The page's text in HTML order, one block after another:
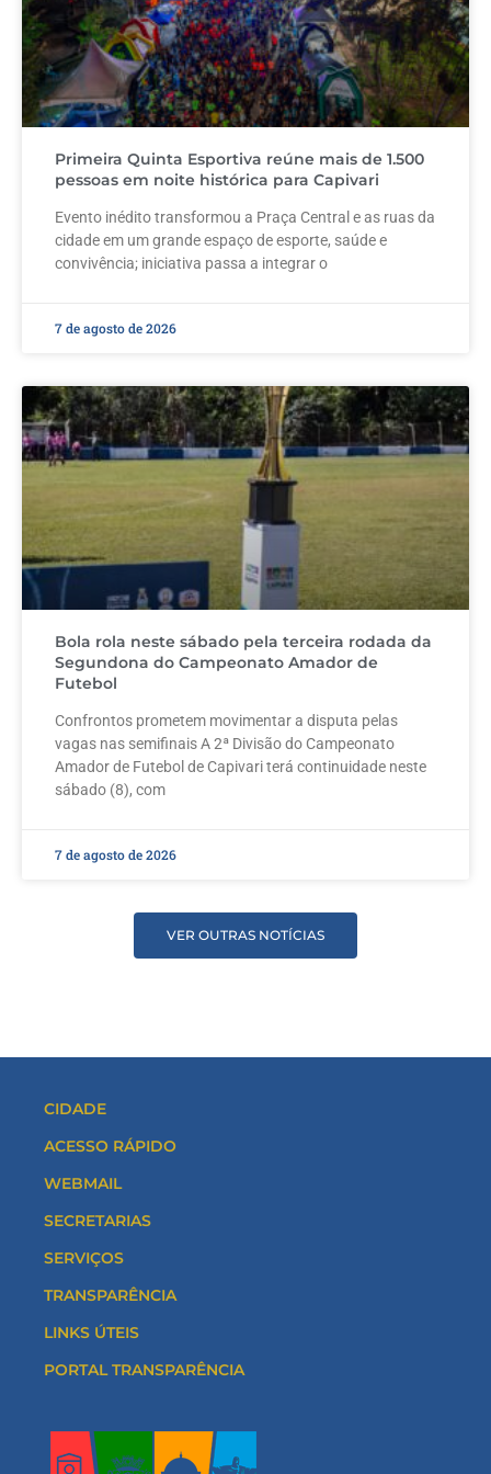
Primeira Quinta Esportiva reúne mais de 1.500
pessoas em noite histórica para Capivari
Evento inédito transformou a Praça Central e as ruas da
cidade em um grande espaço de esporte, saúde e
convivência; iniciativa passa a integrar o
7 de agosto de 2026
Bola rola neste sábado pela terceira rodada da
Segundona do Campeonato Amador de
Futebol
Confrontos prometem movimentar a disputa pelas
vagas nas semifinais A 2ª Divisão do Campeonato
Amador de Futebol de Capivari terá continuidade neste
sábado (8), com
7 de agosto de 2026
VER OUTRAS NOTÍCIAS
CIDADE
ACESSO RÁPIDO
WEBMAIL
SECRETARIAS
SERVIÇOS
TRANSPARÊNCIA
LINKS ÚTEIS
PORTAL TRANSPARÊNCIA